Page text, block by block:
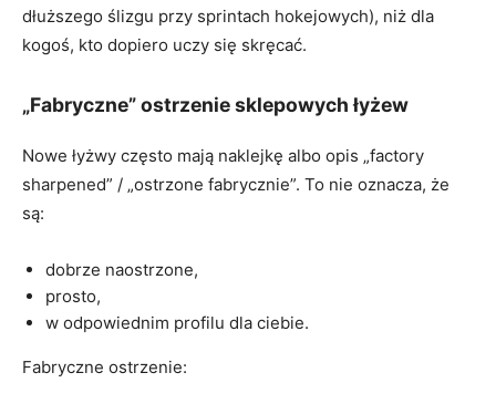
dłuższego ślizgu przy sprintach hokejowych), niż dla
kogoś, kto dopiero uczy się skręcać.
„Fabryczne” ostrzenie sklepowych łyżew
Nowe łyżwy często mają naklejkę albo opis „factory
sharpened” / „ostrzone fabrycznie”. To nie oznacza, że
są:
dobrze naostrzone,
prosto,
w odpowiednim profilu dla ciebie.
Fabryczne ostrzenie: